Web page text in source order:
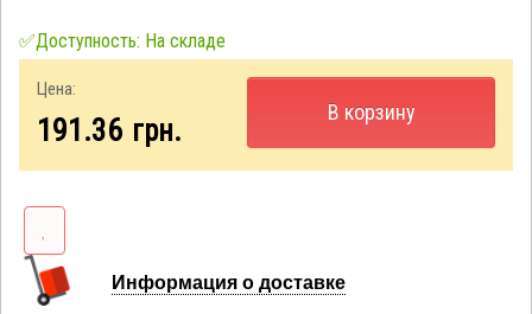
✅Доступность: На складе
Цена:
191.36 грн.
В корзину
Информация о доставке